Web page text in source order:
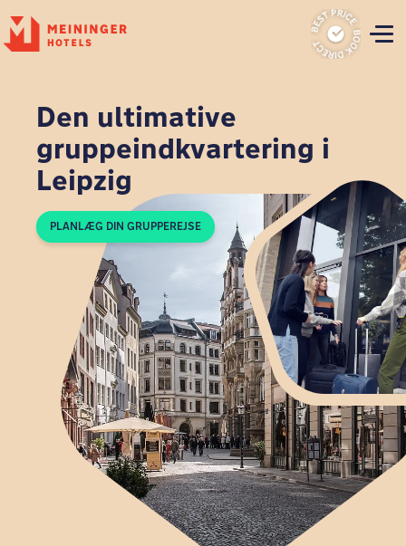
P
Den ultimative
gruppeindkvartering i
Leipzig
PLANLÆG DIN GRUPPEREJSE